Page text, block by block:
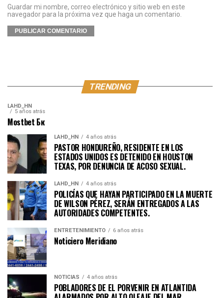
Guardar mi nombre, correo electrónico y sitio web en este
navegador para la próxima vez que haga un comentario.
TRENDING
LAHD_HN
5 años atrás
Mostbet Бк
LAHD_HN 4 años atrás
PASTOR HONDUREÑO, RESIDENTE EN LOS
ESTADOS UNIDOS ES DETENIDO EN HOUSTON
TEXAS, POR DENUNCIA DE ACOSO SEXUAL.
LAHD_HN 4 años atrás
POLICÍAS QUE HAYAN PARTICIPADO EN LA MUERTE
DE WILSON PÉREZ, SERÁN ENTREGADOS A LAS
AUTORIDADES COMPETENTES.
ENTRETENIMIENTO 6 años atrás
Noticiero Meridiano
NOTICIAS 4 años atrás
POBLADORES DE EL PORVENIR EN ATLANTIDA